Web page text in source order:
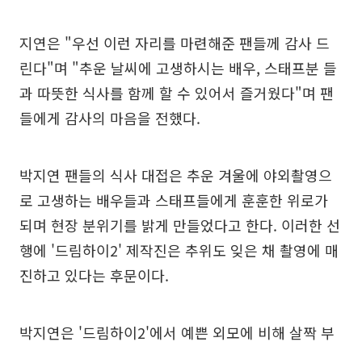
지연은 "우선 이런 자리를 마련해준 팬들께 감사 드
린다"며 "추운 날씨에 고생하시는 배우, 스태프분 들
과 따뜻한 식사를 함께 할 수 있어서 즐거웠다"며 팬
들에게 감사의 마음을 전했다.
박지연 팬들의 식사 대접은 추운 겨울에 야외촬영으
로 고생하는 배우들과 스태프들에게 훈훈한 위로가
되며 현장 분위기를 밝게 만들었다고 한다. 이러한 선
행에 '드림하이2' 제작진은 추위도 잊은 채 촬영에 매
진하고 있다는 후문이다.
박지연은 '드림하이2'에서 예쁜 외모에 비해 살짝 부